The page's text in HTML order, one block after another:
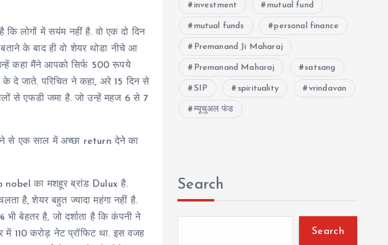
लोगों में सयंम नहीं है. वो एक दो दिन
के बाद ही वो शेयर थोडा नीचे आ
कहा मैंने आपको सिर्फ 500 रूपये
दे जाते. परिचित ने कहा, अरे 15 दिन से
से एफडी जमा है. जो उन्हें महज 6 से 7
से एक साल में अच्छा return देने का
nobel का मशहूर ब्रांड Dulux है.
है, शेयर बहुत ज्यादा महंगा नहीं है.
बेहतर है, जो दर्शाता है कि कंपनी ने
में 110 करोड़ नेट प्रॉफिट था. इस वजह
investment mutual fund
mutual funds personal finance
Premanand Ji Maharaj
Premanand Maharaj satsang
SIP spirituality vrindavan
म्यूचुअल फंड
Search
Search